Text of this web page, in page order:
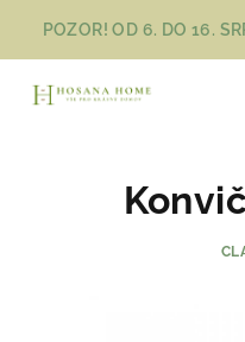
obsah
POZOR! OD 6. DO 16.